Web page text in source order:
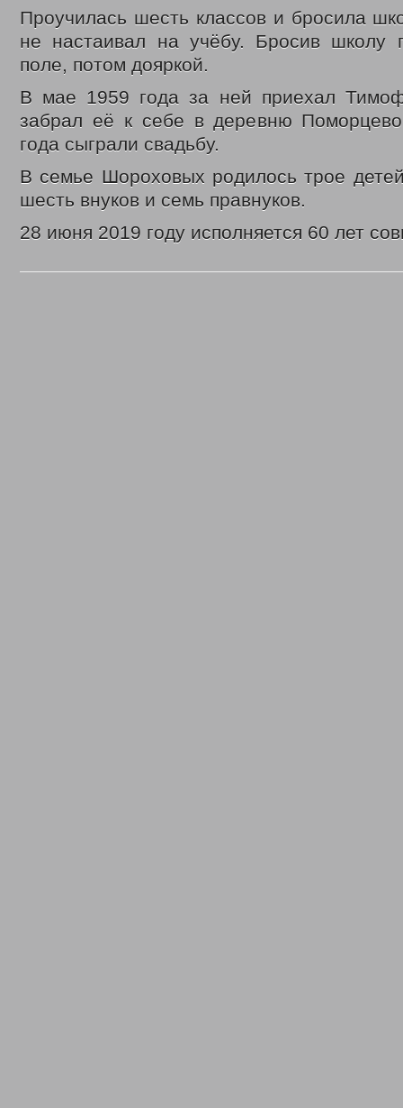
Фонд поддержки детей
Детский телефон доверия
В центре внимания – пожарная безопасность
Противопаводковые учения
Гимн КУЗБАССА Газманов Олег
Контакты
Проучилась шесть классов и бросила
не настаивал на учёбу. Бросив школу
поле, потом дояркой.
В мае 1959 года за ней приехал
забрал её к себе в деревню
года сыграли свадьбу.
В семье Шороховых родилось трое
шесть внуков и семь правнуков.
28 июня 2019 году исполняется 60 лет